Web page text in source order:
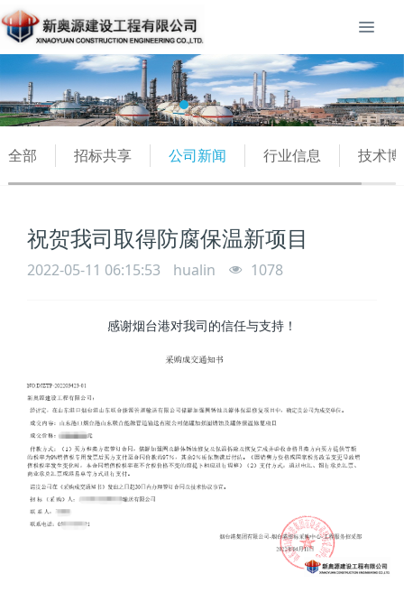
全部 招标共享 公司新闻 行业信息 技术
祝贺我司取得防腐保温新项目
2022-05-11 06:15:53 hualin 1078
感谢烟台港对我司的信任与支持！